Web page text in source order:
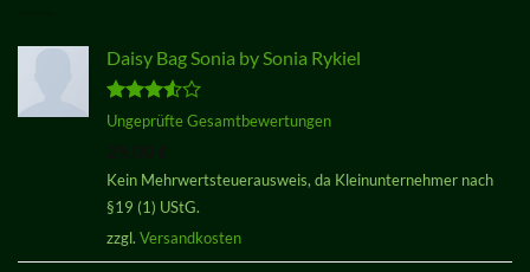
Daisy Bag Sonia by Sonia Rykiel
Bewertet
Ungeprüfte Gesamtbewertungen
Kein Mehrwertsteuerausweis, da Kleinunternehmer nach
§19 (1) UStG.
zzgl. Versandkosten